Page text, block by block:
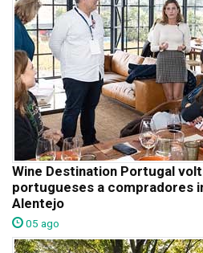
Wine Destination Portugal
portugueses a compradores
Alentejo
05 ago